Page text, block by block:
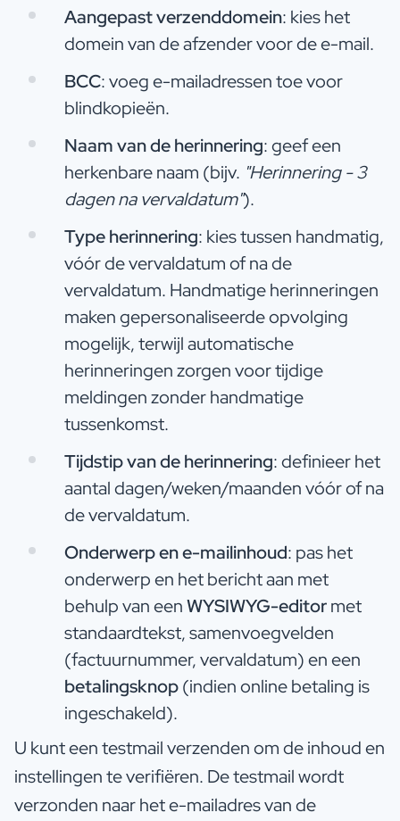
Aangepast verzenddomein: kies het
domein van de afzender voor de e-mail.
BCC: voeg e-mailadressen toe voor
blindkopieën.
Naam van de herinnering: geef een
herkenbare naam (bijv. "Herinnering - 3
dagen na vervaldatum").
Type herinnering: kies tussen handmatig,
vóór de vervaldatum of na de
vervaldatum. Handmatige herinneringen
maken gepersonaliseerde opvolging
mogelijk, terwijl automatische
herinneringen zorgen voor tijdige
meldingen zonder handmatige
tussenkomst.
Tijdstip van de herinnering: definieer het
aantal dagen/weken/maanden vóór of na
de vervaldatum.
Onderwerp en e-mailinhoud: pas het
onderwerp en het bericht aan met
behulp van eenWYSIWYG-editormet
standaardtekst, samenvoegvelden
(factuurnummer, vervaldatum) en een
betalingsknop(indien online betaling is
ingeschakeld).
U kunt een testmail verzenden om de inhoud en
instellingen te verifiëren. De testmail wordt
verzonden naar het e-mailadres van de